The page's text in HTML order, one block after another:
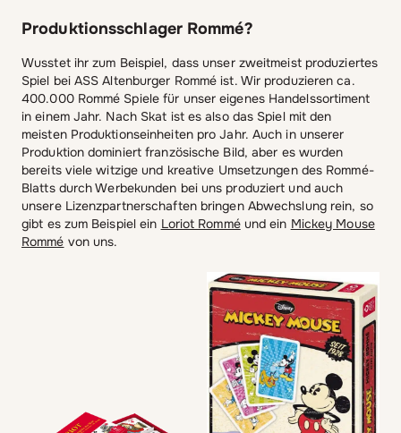
Produktionsschlager Rommé?
Wusstet ihr zum Beispiel, dass unser zweitmeist produziertes
Spiel bei ASS Altenburger Rommé ist. Wir produzieren ca.
400.000 Rommé Spiele für unser eigenes Handelssortiment
in einem Jahr. Nach Skat ist es also das Spiel mit den
meisten Produktionseinheiten pro Jahr. Auch in unserer
Produktion dominiert französische Bild, aber es wurden
bereits viele witzige und kreative Umsetzungen des Rommé-
Blatts durch Werbekunden bei uns produziert und auch
unsere Lizenzpartnerschaften bringen Abwechslung rein, so
gibt es zum Beispiel ein Loriot Romméund ein Mickey Mouse
Rommé von uns.